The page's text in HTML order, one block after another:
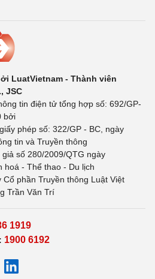
LuatVietnam - Thành viên
JSC
tin điện tử tổng hợp số: 692/GP-
bởi
phép số: 322/GP - BC, ngày
tin và Truyền thông
số 280/2009/QTG ngày
hoá - Thể thao - Du lịch
phần Truyền thông Luật Việt
Trần Văn Trí
1919
1900 6192